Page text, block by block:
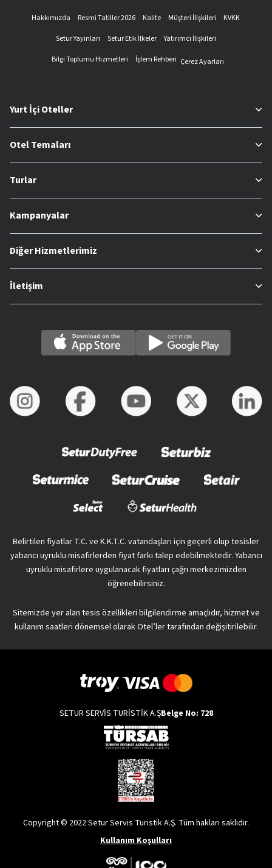
Hakkımızda Resmi Tatiller 2026 Kalite Müşteri İlişkileri
KVKK
Setur Yayınları
Setur Etik İlkeler
Yatırımcı İlişkileri
Bilgi Toplumu Hizmetleri
İşlem Rehberi Çerez Ayarları
Yurt İçi Oteller
Otel Temaları
Turlar
Kampanyalar
Diğer Hizmetlerimiz
İletişim
Belirtilen fiyatlar T.C. ve K.K.T.C. vatandaşları için geçerli olup tesisler
yabancı uyruklu misafirlerden fiyat farkı talep edebilmektedir. Yabancı
uyruklu misafirlere uygulanacak fiyatları çağrı merkezimizden
öğrenebilirsiniz.
Sitemizde yer alan tesis özellikleri bilgilendirme amaçlıdır, hizmet ve
kullanım saatleri dönemsel olarak Otel’ler tarafından değişitirilebilir.
SETUR SERVİS TURİSTİK A.ŞBelge No: 728
Copyright © 2022 Setur Servis Turistik A.Ş. Tüm hakları saklıdır.
Kullanım Koşulları